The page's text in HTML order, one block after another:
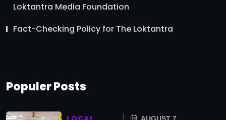
Loktantra Media Foundation
Fact-Checking Policy for The Loktantra
Populer Posts